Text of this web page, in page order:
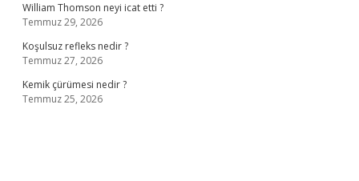
William Thomson neyi icat etti ?
Temmuz 29, 2026
Koşulsuz refleks nedir ?
Temmuz 27, 2026
Kemik çürümesi nedir ?
Temmuz 25, 2026